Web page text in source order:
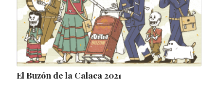
El Buzón de la Calaca 2021